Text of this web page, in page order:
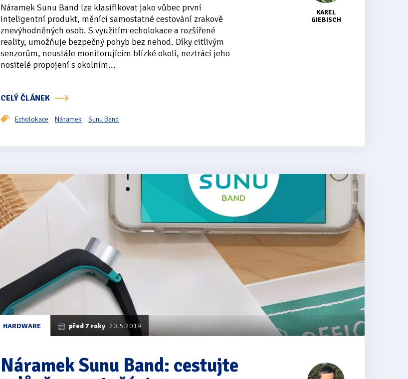
KAREL
GIEBISCH
Náramek Sunu Band lze klasifikovat jako vůbec první
inteligentní produkt, měnící samostatné cestování zrakově
znevýhodněných osob. S využitím echolokace a rozšířené
reality, umožňuje bezpečný pohyb bez nehod. Díky citlivým
senzorům, neustále monitorujícím blízké okolí, neztrácí jeho
nositelé propojení s okolním...
CELÝ ČLÁNEK
Echolokace Náramek Sunu Band
HARDWARE před 7 roky 20.5.2019
Náramek Sunu Band: cestujte